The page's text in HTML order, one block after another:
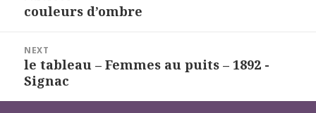
l’article
Previous
couleurs d’ombre
NEXT
Next
post:
le tableau – Femmes au puits – 1892 -
Signac